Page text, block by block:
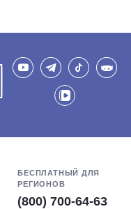
БЕСПЛАТНЫЙ ДЛЯ
РЕГИОНОВ
(800) 700-64-63